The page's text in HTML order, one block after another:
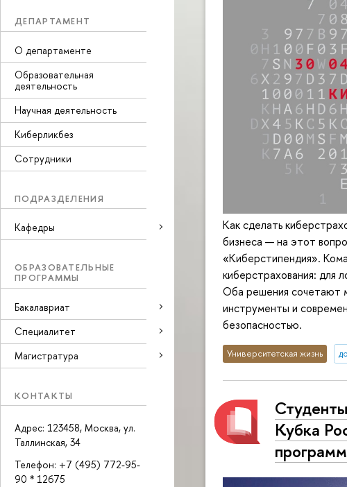
ДЕПАРТАМЕНТ
О департаменте
Образовательная
деятельность
Научная деятельность
Киберликбез
Сотрудники
ПОДРАЗДЕЛЕНИЯ
Кафедры
ОБРАЗОВАТЕЛЬНЫЕ
ПРОГРАММЫ
Бакалавриат
Специалитет
Магистратура
КОНТАКТЫ
Адрес: 123458, Москва, ул.
Таллинская, 34
Телефон: +7 (495) 772-95-
90 * 12675
Как сделать
бизнеса — на этот
«Киберстипендия».
киберстрахования: для
Оба решения сочетают
инструменты и
безопасностью.
Университетская жизнь
Кубка